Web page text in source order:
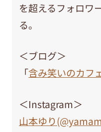
を超えるフォロワ
る。
＜ブログ＞
「含み笑いのカフ
＜Instagram＞
山本ゆり